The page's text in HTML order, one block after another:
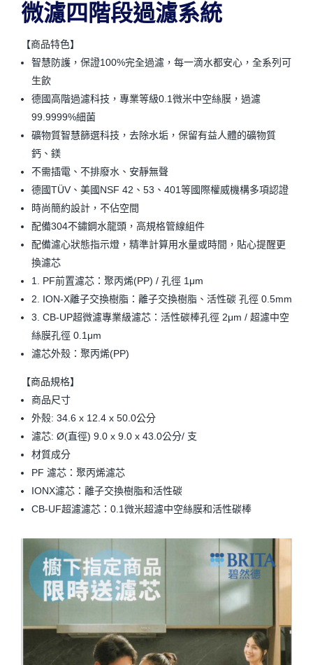
微濾四階段過濾系統
【商品特色】
智慧防護，保證100%完全過濾，每一滴水都安心，全系列可
生飲
德國高階過濾科技，專業等級0.1微米中空絲膜，過濾
99.9999%細菌
礦物質智慧篩選科技，去除水垢，保留有益人體的礦物質
鈣、鎂
不需插電、不排廢水、安靜無聲
德國TÜV、美國NSF 42、53、401等國際權威機構多項認證
時尚簡約設計，不佔空間
配備304不鏽鋼水龍頭，高規格管線組件
配備濾心狀態指示燈，精準計算用水量或時間，貼心提醒更
換濾芯
1. PF前置濾芯：聚丙烯(PP) / 孔徑 1μm
2. ION-X離子交換樹脂：離子交換樹脂、活性碳 孔徑 0.5mm
3. CB-UP超微濾專業級濾芯：活性碳棒孔徑 2μm / 超濾中空
絲膜孔徑 0.1μm
濾芯外殼：聚丙烯(PP)
【商品規格】
商品尺寸
外殼: 34.6 x 12.4 x 50.0公分
濾芯: Ø(直徑) 9.0 x 9.0 x 43.0公分/ 支
材質成分
PF 濾芯：聚丙烯濾芯
IONX濾芯：離子交換樹脂和活性碳
CB-UF超濾濾芯：0.1微米超濾中空絲膜和活性碳棒